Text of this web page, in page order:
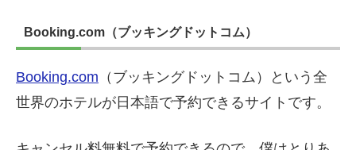
Booking.com（ブッキングドットコム）
Booking.com （ブッキングドットコム）という全
世界のホテルが日本語で予約できるサイトです。